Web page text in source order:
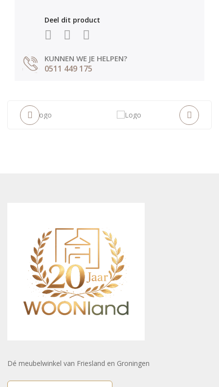
Deel dit product
KUNNEN WE JE HELPEN?
0511 449 175
Dé meubelwinkel van Friesland en Groningen